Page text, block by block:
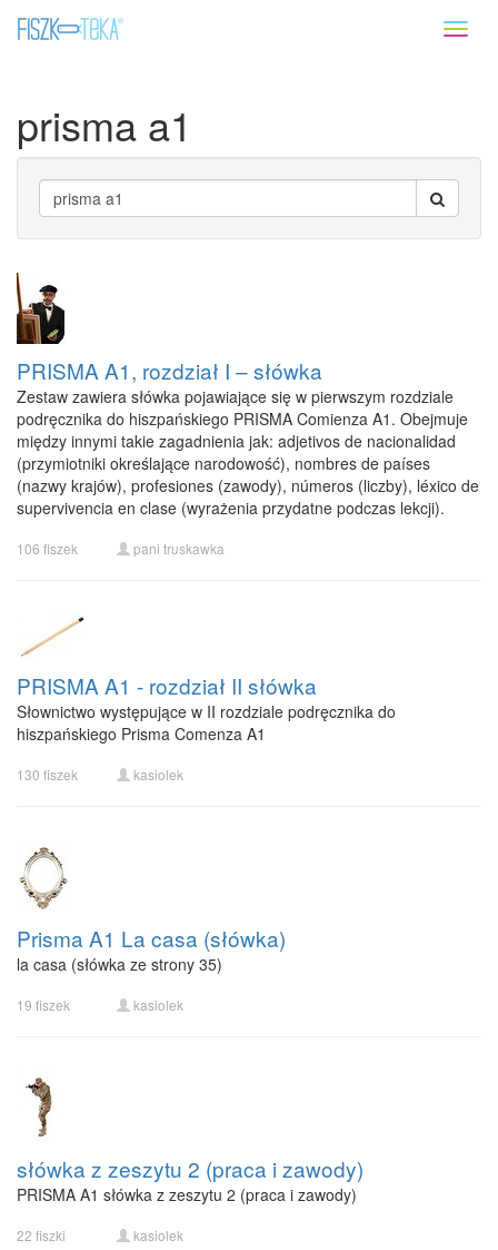
prisma a1
PRISMA A1, rozdział I – słówka
Zestaw zawiera słówka pojawiające się w pierwszym rozdziale
podręcznika do hiszpańskiego PRISMA Comienza A1. Obejmuje
między innymi takie zagadnienia jak: adjetivos de nacionalidad
(przymiotniki określające narodowość), nombres de países
(nazwy krajów), profesiones (zawody), números (liczby), léxico de
supervivencia en clase (wyrażenia przydatne podczas lekcji).
106 fiszek pani truskawka
PRISMA A1 - rozdział II słówka
Słownictwo występujące w II rozdziale podręcznika do
hiszpańskiego Prisma Comenza A1
130 fiszek kasiolek
Prisma A1 La casa (słówka)
la casa (słówka ze strony 35)
19 fiszek kasiolek
słówka z zeszytu 2 (praca i zawody)
PRISMA A1 słówka z zeszytu 2 (praca i zawody)
22 fiszki kasiolek